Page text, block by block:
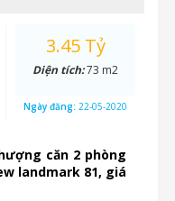
căn 2 phòng
landmark 81, giá
3.45 Tỷ
Diện tích:73 m2
Ngày đăng: 22-05-2020